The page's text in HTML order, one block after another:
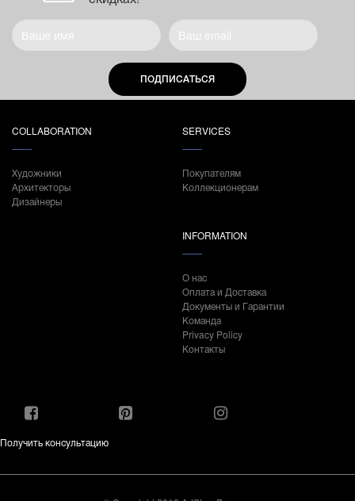
ПОДПИСАТЬСЯ
COLLABORATION
Художники
Архитекторы
Дизайнеры
SERVICES
Покупателям
Коллекционерам
INFORMATION
О нас
Оплата и Доставка
Документы и Гарантии
Команда
Privacy Policy
Контакты
Получить консультацию